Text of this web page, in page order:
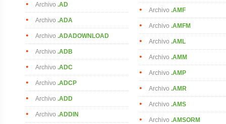
Archivo .AD
Archivo .ADA
Archivo .ADADOWNLOAD
Archivo .ADB
Archivo .ADC
Archivo .ADCP
Archivo .ADD
Archivo .ADDIN
Archivo .AMF
Archivo .AMFM
Archivo .AML
Archivo .AMM
Archivo .AMP
Archivo .AMR
Archivo .AMS
Archivo .AMSORM